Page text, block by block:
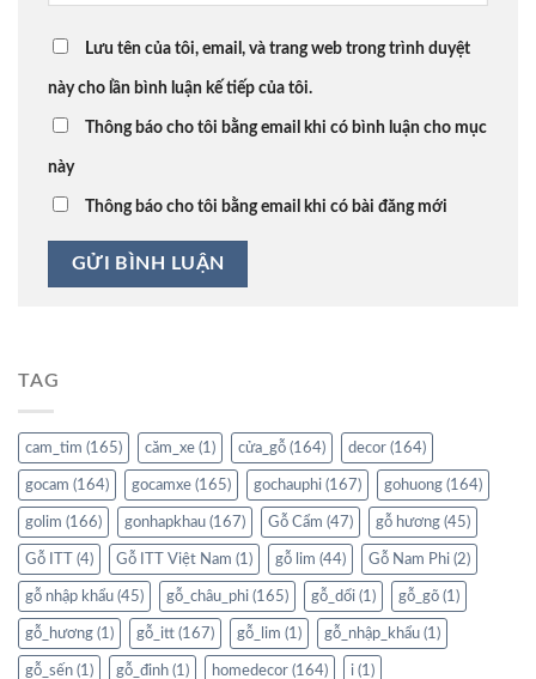
Lưu tên của tôi, email, và trang web trong trình duyệt
này cho lần bình luận kế tiếp của tôi.
Thông báo cho tôi bằng email khi có bình luận cho mục
này
Thông báo cho tôi bằng email khi có bài đăng mới
TAG
cam_tim (165) căm_xe (1) cửa_gỗ (164) decor (164)
gocam (164) gocamxe (165) gochauphi (167) gohuong (164)
golim (166) gonhapkhau (167) Gỗ Cẩm (47) gỗ hương (45)
Gỗ ITT (4) Gỗ ITT Việt Nam (1) gỗ lim (44) Gỗ Nam Phi (2)
gỗ nhập khẩu (45) gỗ_châu_phi (165) gỗ_dổi (1) gỗ_gõ (1)
gỗ_hương (1) gỗ_itt (167) gỗ_lim (1) gỗ_nhập_khẩu (1)
gỗ_sến (1) gỗ_đinh (1) homedecor (164) i (1)